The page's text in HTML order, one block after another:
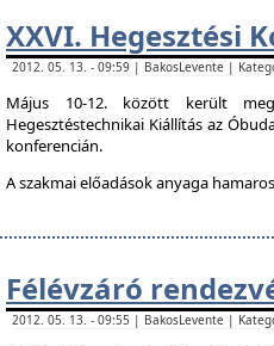
XXVI. Hegesztési
2012. 05. 13. - 09:59 | BakosLevente |
Május 10-12. között került
Hegesztéstechnikai Kiállítás az
konferencián.
A szakmai előadások anyaga
Félévzáró
2012. 05. 13. - 09:55 | BakosLevente |